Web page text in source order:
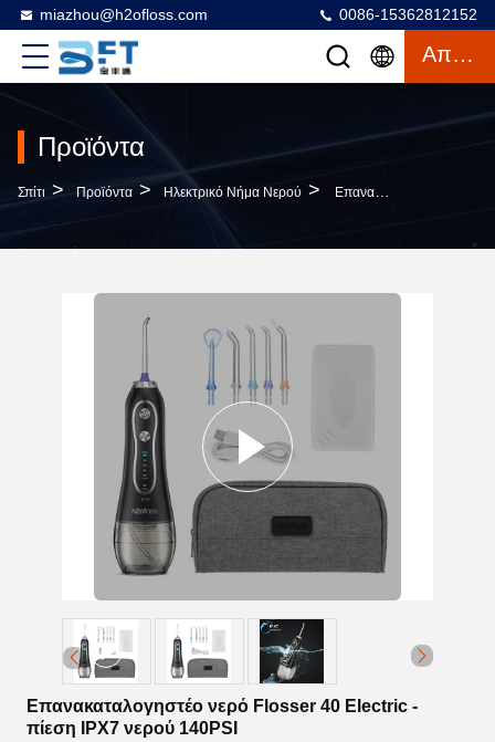
miazhou@h2ofloss.com 0086-15362812152
Απόσπασμα
Προϊόντα
Σπίτι > Προϊόντα > Ηλεκτρικό Νήμα Νερού > Επανακαταλογηστέο Νερό Flosser 40 Electric - Πίεση IPX7 Νερού 140PSI
Επανακαταλογηστέο νερό Flosser 40 Electric -
πίεση IPX7 νερού 140PSI